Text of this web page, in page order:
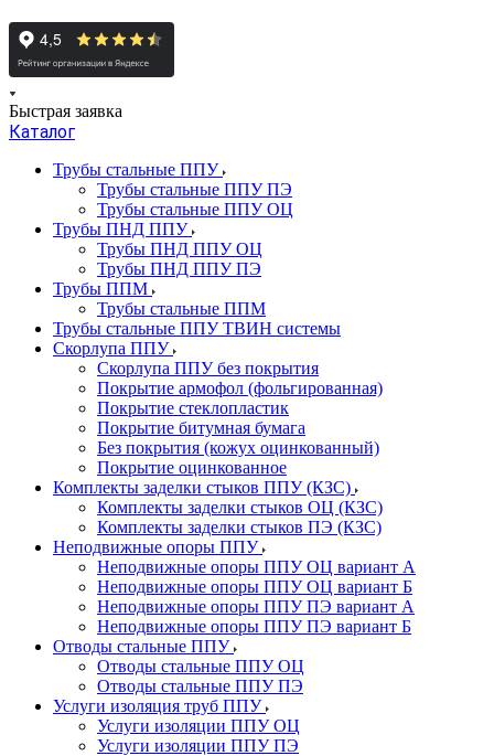
Быстрая заявка
Каталог
Трубы стальные ППУ
Трубы стальные ППУ ПЭ
Трубы стальные ППУ ОЦ
Трубы ПНД ППУ
Трубы ПНД ППУ ОЦ
Трубы ПНД ППУ ПЭ
Трубы ППМ
Трубы стальные ППМ
Трубы стальные ППУ ТВИН системы
Скорлупа ППУ
Скорлупа ППУ без покрытия
Покрытие армофол (фольгированная)
Покрытие стеклопластик
Покрытие битумная бумага
Без покрытия (кожух оцинкованный)
Покрытие оцинкованное
Комплекты заделки стыков ППУ (КЗС)
Комплекты заделки стыков ОЦ (КЗС)
Комплекты заделки стыков ПЭ (КЗС)
Неподвижные опоры ППУ
Неподвижные опоры ППУ ОЦ вариант А
Неподвижные опоры ППУ ОЦ вариант Б
Неподвижные опоры ППУ ПЭ вариант А
Неподвижные опоры ППУ ПЭ вариант Б
Отводы стальные ППУ
Отводы стальные ППУ ОЦ
Отводы стальные ППУ ПЭ
Услуги изоляция труб ППУ
Услуги изоляции ППУ ОЦ
Услуги изоляции ППУ ПЭ